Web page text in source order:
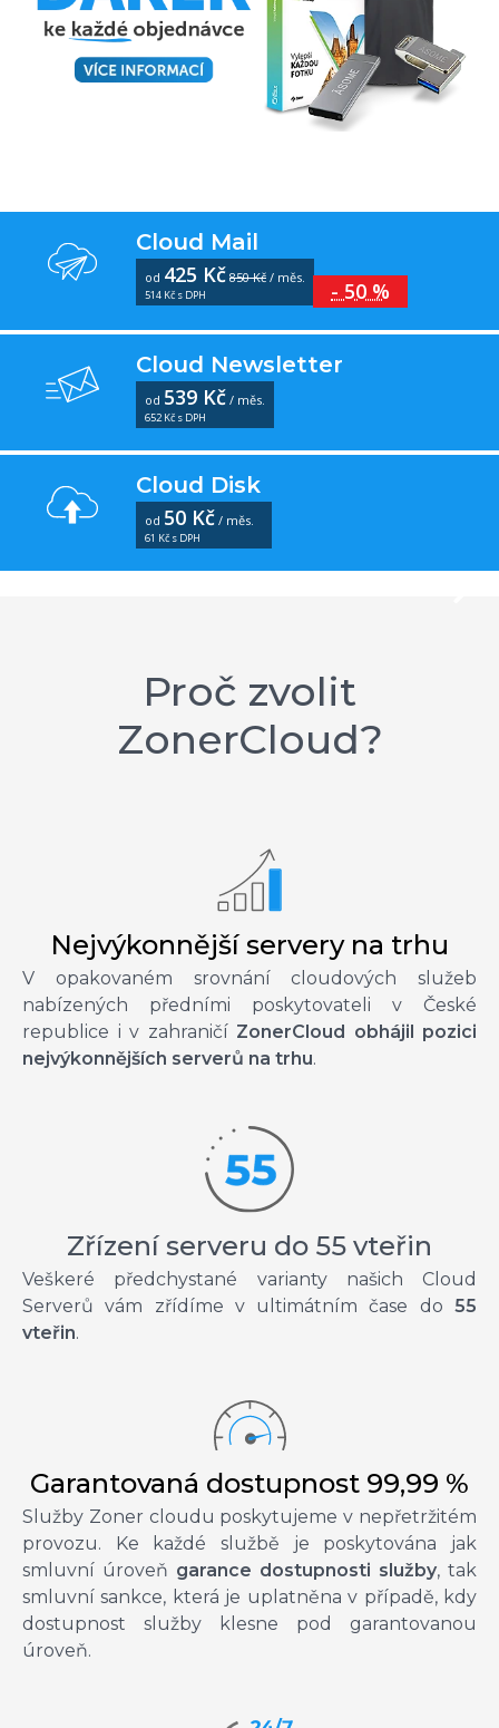
Cloud Mail
od 425 Kč 850 Kč / měs.
514 Kč s DPH - 50 %
Cloud Newsletter
od 539 Kč / měs.
652 Kč s DPH
Cloud Disk
od 50 Kč / měs.
61 Kč s DPH
Proč zvolit
ZonerCloud?
Nejvýkonnější servery na trhu
V opakovaném srovnání cloudových služeb
nabízených předními poskytovateli v České
republice i v zahraničí ZonerCloud obhájil pozici
nejvýkonnějších serverů na trhu.
Zřízení serveru do 55 vteřin
Veškeré předchystané varianty našich Cloud
Serverů vám zřídíme v ultimátním čase do 55
vteřin.
Garantovaná dostupnost 99,99 %
Služby Zoner cloudu poskytujeme v nepřetržitém
provozu. Ke každé službě je poskytována jak
smluvní úroveň garance dostupnosti služby, tak
smluvní sankce, která je uplatněna v případě, kdy
dostupnost služby klesne pod garantovanou
úroveň.